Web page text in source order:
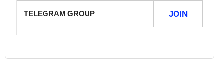
TELEGRAM GROUP JOIN